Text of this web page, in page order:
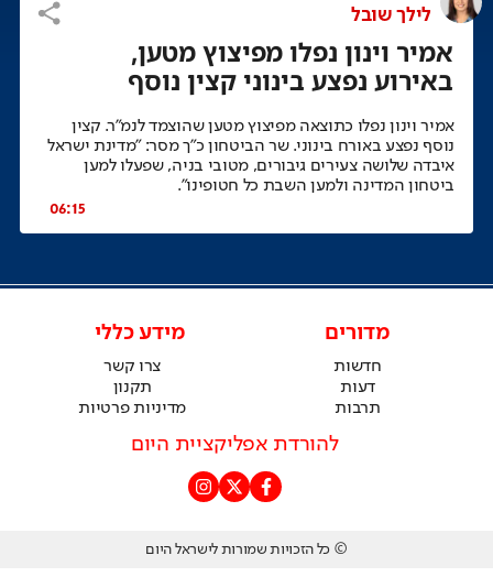
אמיר וינון נפלו מפיצוץ מטען,
באירוע נפצע בינוני קצין נוסף
לילך שובל
06:15
אמיר וינון נפלו כתוצאה מפיצוץ מטען שהוצמד לנמ"ר. קצין
נוסף נפצע באורח בינוני. שר הביטחון כ"ך מסר: "מדינת ישראל
איבדה שלושה צעירים גיבורים, מטובי בניה, שפעלו למען
ביטחון המדינה ולמען השבת כל חטופינו".
מדורים
חדשות
דעות
תרבות
מידע כללי
צרו קשר
תקנון
מדיניות פרטיות
להורדת אפליקציית היום
© כל הזכויות שמורות לישראל היום